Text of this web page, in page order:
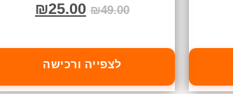
₪49.00
₪25.00
לצפייה ורכישה